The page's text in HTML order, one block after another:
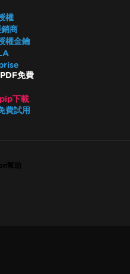
權
商
權金鑰
免費
下載
費試用
幫助